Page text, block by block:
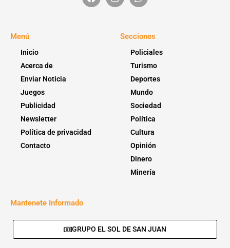
Menú
Inicio
Acerca de
Enviar Noticia
Juegos
Publicidad
Newsletter
Política de privacidad
Contacto
Secciones
Policiales
Turismo
Deportes
Mundo
Sociedad
Política
Cultura
Opinión
Dinero
Minería
Mantenete Informado
GRUPO EL SOL DE SAN JUAN